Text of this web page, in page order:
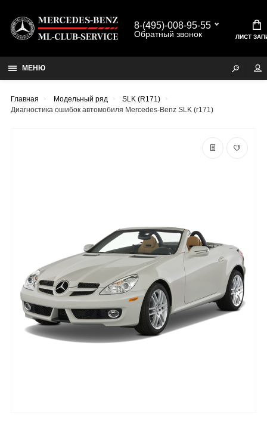
8-(495)-008-95-55
Обратный звонок ЛИСТ
МЕНЮ
Главная Модельный ряд
SLK (R171)
Диагностика ошибок автомобиля Mercedes-Benz SLK (r171)